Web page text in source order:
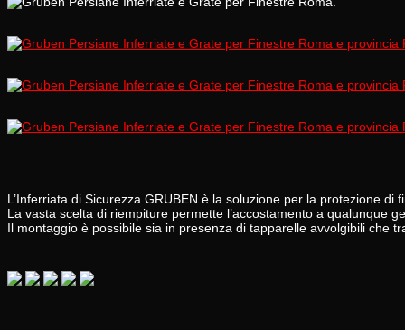
L’Inferriata di Sicurezza GRUBEN è la soluzione per la protezione
La vasta scelta di riempiture permette l’accostamento a qualunque
Il montaggio è possibile sia in presenza di tapparelle avvolgibili che